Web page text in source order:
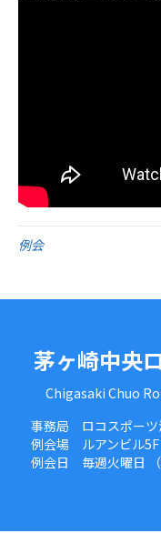
例会
茅ヶ崎中央
Chigasaki Chuo
事務局 ロコスポー
例会場 ルアンビル
例会日 毎週火曜日